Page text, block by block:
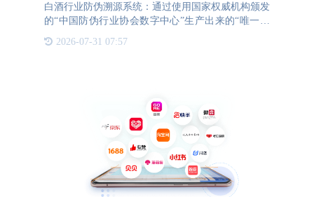
白酒行业防伪溯源系统：通过使用国家权威机构颁发
的“中国防伪行业协会数字中心”生产出来的“唯一标
信息体系，从而形成“身份证式数字化防伪标签”并应
2026-07-31 07:57